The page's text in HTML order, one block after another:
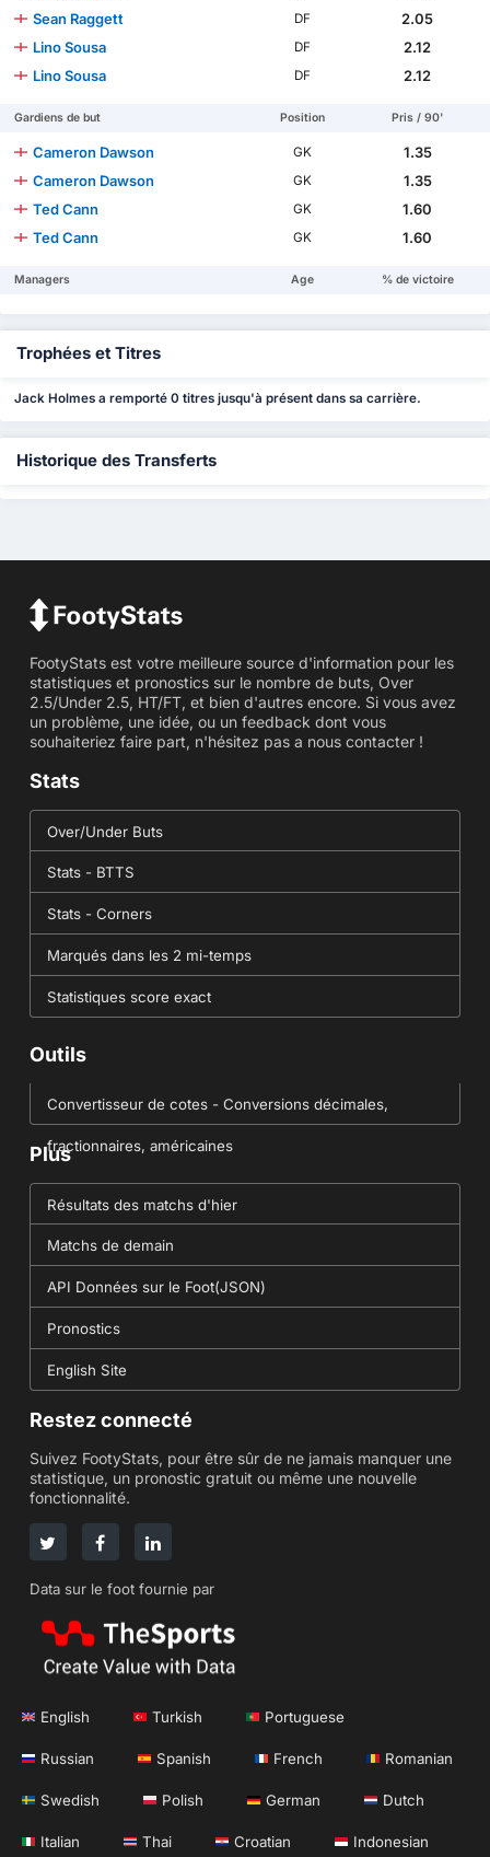
Sean Raggett
DF
2.05
Lino Sousa
DF
2.12
Lino Sousa
DF 2.12
Gardiens de but Position Pris / 90'
Cameron Dawson GK
1.35
Cameron Dawson
GK
1.35
Ted Cann
GK
1.60
Ted Cann
GK 1.60
Managers Age % de victoire
Trophées et Titres
Jack Holmes a remporté 0 titres jusqu'à présent dans sa carrière.
Historique des Transferts
FootyStats est votre meilleure source d'information pour les
statistiques et pronostics sur le nombre de buts, Over
2.5/Under 2.5, HT/FT, et bien d'autres encore. Si vous avez
un problème, une idée, ou un feedback dont vous
souhaiteriez faire part, n'hésitez pas a nous contacter !
Stats
Over/Under Buts
Stats - BTTS
Stats - Corners
Marqués dans les 2 mi-temps
Statistiques score exact
Outils
Convertisseur de cotes - Conversions décimales,
fractionnaires, américaines
Plus
Résultats des matchs d'hier
Matchs de demain
API Données sur le Foot(JSON)
Pronostics
English Site
Restez connecté
Suivez FootyStats, pour être sûr de ne jamais manquer une
statistique, un pronostic gratuit ou même une nouvelle
fonctionnalité.
Data sur le foot fournie par
English Turkish Portuguese
Russian Spanish French Romanian
Swedish Polish German Dutch
Italian Thai Croatian Indonesian